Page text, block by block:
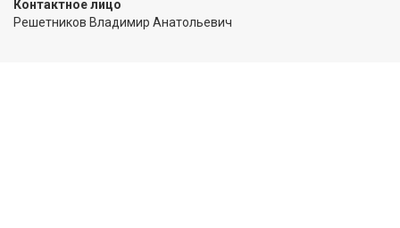
Контактное лицо
Решетников Владимир Анатольевич